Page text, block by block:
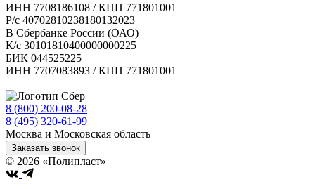
ИНН 7708186108 / КПП 771801001
Р/с 40702810238180132023
В Сбербанке России (ОАО)
К/с 30101810400000000225
БИК 044525225
ИНН 7707083893 / КПП 771801001
8 (800) 200-08-28
8 (495) 320-61-99
Москва и Московская область
Заказать звонок
© 2026 «Полипласт»